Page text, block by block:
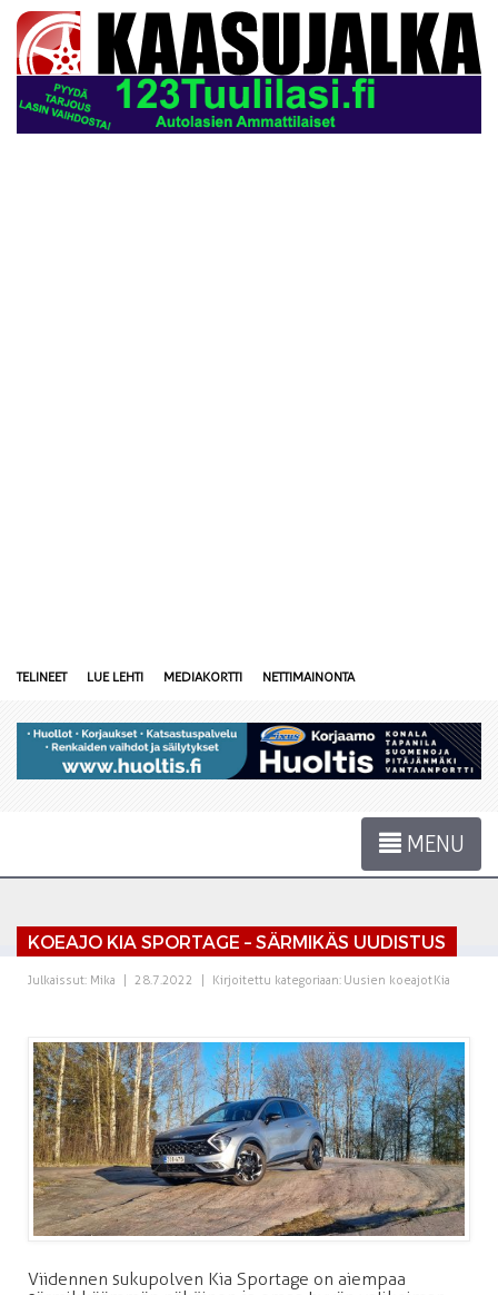
TELINEET LUE LEHTI MEDIAKORTTI NETTIMAINONTA
MENU
KOEAJO KIA SPORTAGE – SÄRMIKÄS UUDISTUS
Julkaissut: Mika 28.7.2022 Kirjoitettu kategoriaan: Uusien koeajotKia
Viidennen sukupolven Kia Sportage on aiempaa